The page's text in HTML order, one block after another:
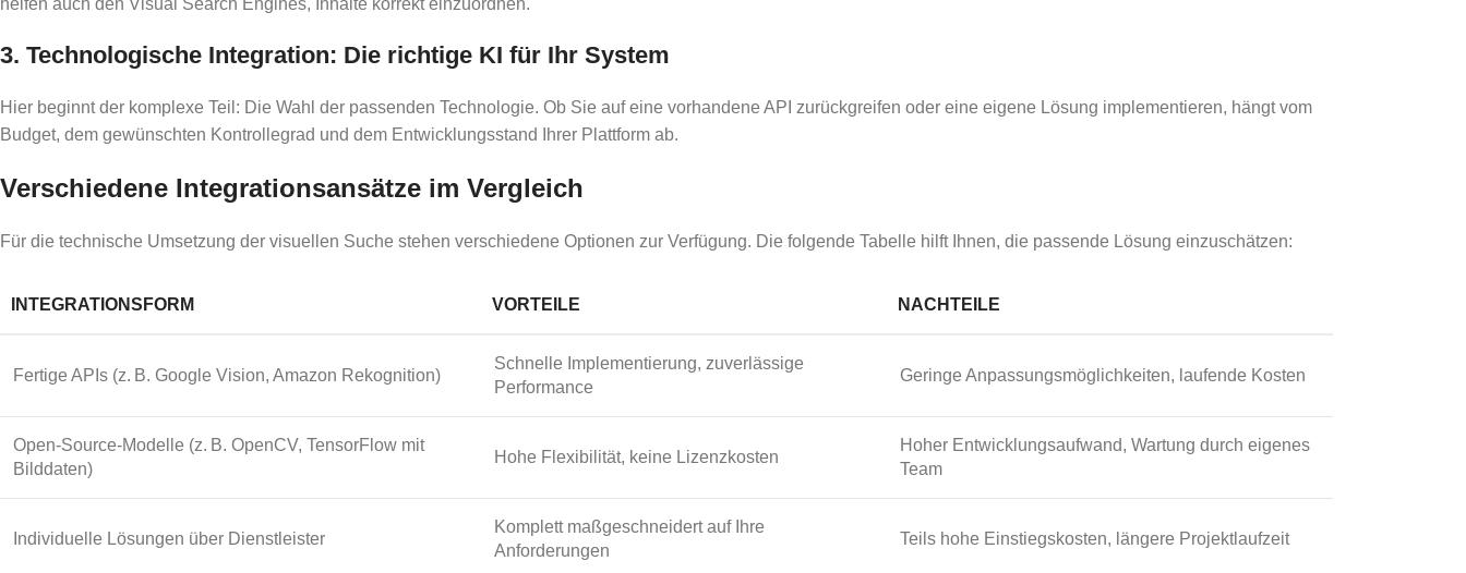
3. Technologische Integration: Die richtige KI für Ihr System
Hier beginnt der komplexe Teil: Die Wahl der passenden Technologie. Ob Sie auf eine vorhandene API zurückgreifen oder eine eigene Lösung implementieren, hängt vom
Budget, dem gewünschten Kontrollegrad und dem Entwicklungsstand Ihrer Plattform ab.
Verschiedene Integrationsansätze im Vergleich
Für die technische Umsetzung der visuellen Suche stehen verschiedene Optionen zur Verfügung. Die folgende Tabelle hilft Ihnen, die passende Lösung einzuschätzen:
INTEGRATIONSFORM VORTEILE NACHTEILE
Fertige APIs (z. B. Google Vision, Amazon Rekognition)
Schnelle Implementierung, zuverlässige
Performance
Geringe Anpassungsmöglichkeiten, laufende Kosten
Open-Source-Modelle (z. B. OpenCV, TensorFlow mit
Bilddaten)
Hohe Flexibilität, keine Lizenzkosten
Hoher Entwicklungsaufwand, Wartung durch eigenes
Team
Individuelle Lösungen über Dienstleister
Komplett maßgeschneidert auf Ihre
Anforderungen
Teils hohe Einstiegskosten, längere Projektlaufzeit